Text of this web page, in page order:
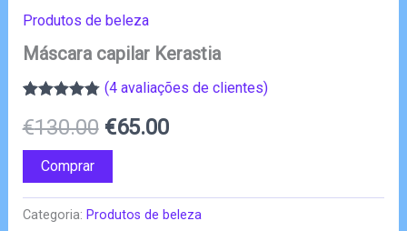
Produtos de beleza
Máscara capilar Kerastia
com4.75 em
5 com base
em
classificações
de clientes
(4 avaliações de clientes)
€130.00 O
original
€65.00O
atual
Comprar
Categoria: Produtos de beleza